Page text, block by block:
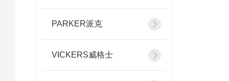
PARKER派克
VICKERS威格士